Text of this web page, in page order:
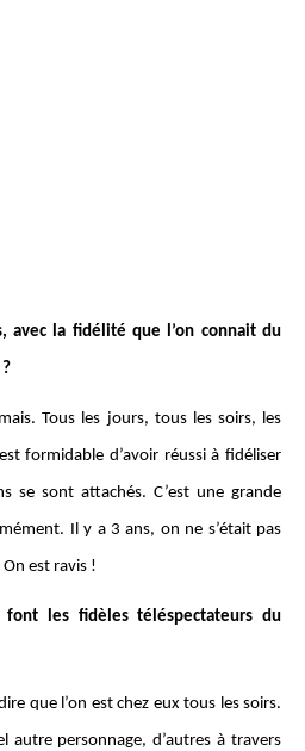
avec la fidélité que l’on connait du
Tous les jours, tous les soirs, les
formidable d’avoir réussi à fidéliser
se sont attachés. C’est une grande
Il y a 3 ans, on ne s’était pas
est ravis !
les fidèles téléspectateurs du
que l’on est chez eux tous les soirs.
autre personnage, d’autres à travers